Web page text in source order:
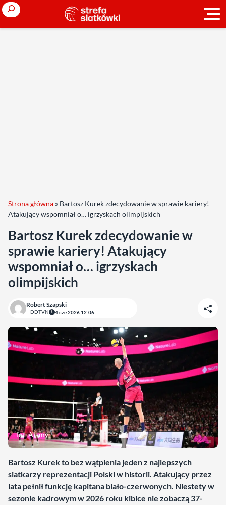
Search
Strona główna » Bartosz Kurek zdecydowanie w sprawie kariery!
Atakujący wspomniał o… igrzyskach olimpijskich
Bartosz Kurek zdecydowanie w
sprawie kariery! Atakujący
wspomniał o… igrzyskach
olimpijskich
Robert Szapski
DDTVN 4 cze 2026 12:06
fot. Alamy
Bartosz Kurek to bez wątpienia jeden z najlepszych
siatkarzy reprezentacji Polski w historii. Atakujący przez
lata pełnił funkcję kapitana biało-czerwonych. Niestety w
sezonie kadrowym w 2026 roku kibice nie zobaczą 37-